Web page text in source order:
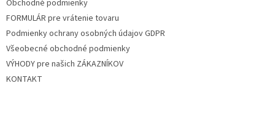
Obchodné podmienky
FORMULÁR pre vrátenie tovaru
Podmienky ochrany osobných údajov GDPR
Všeobecné obchodné podmienky
VÝHODY pre našich ZÁKAZNÍKOV
KONTAKT